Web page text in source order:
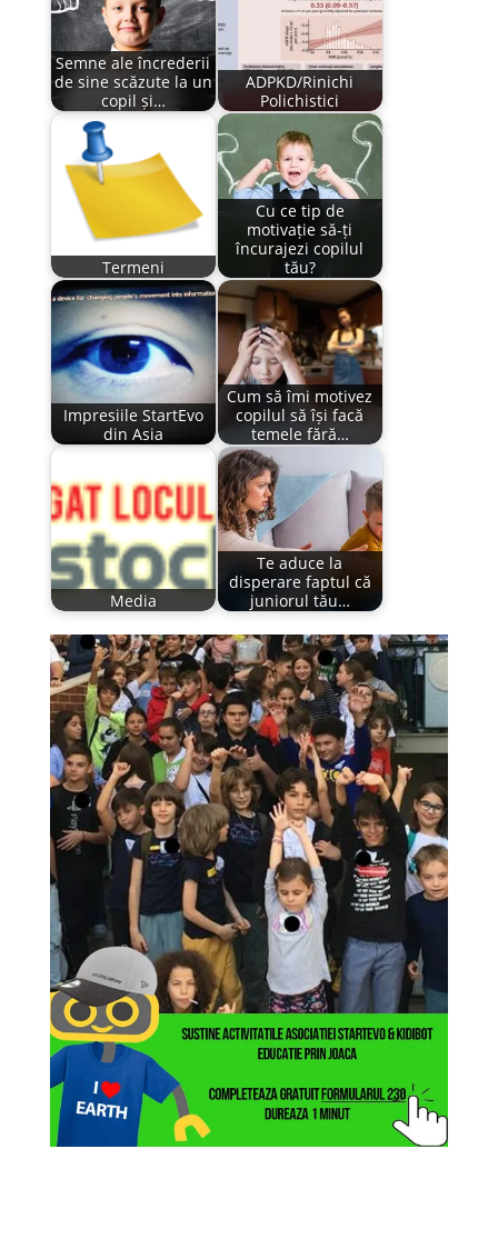
Semne ale încrederii
de sine scăzute la un
copil și…
ADPKD/Rinichi
Polichistici
Termeni
Cu ce tip de
motivație să-ți
încurajezi copilul
tău?
Impresiile StartEvo
din Asia
Cum să îmi motivez
copilul să își facă
temele fără…
Media
Te aduce la
disperare faptul că
juniorul tău…